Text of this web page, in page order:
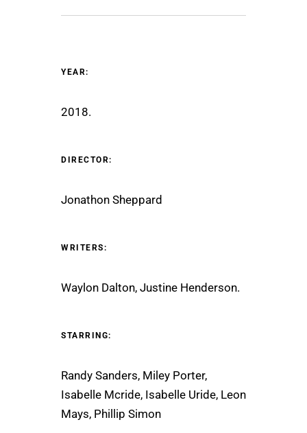
YEAR:
2018.
DIRECTOR:
Jonathon Sheppard
WRITERS:
Waylon Dalton, Justine Henderson.
STARRING:
Randy Sanders, Miley Porter,
Isabelle Mcride, Isabelle Uride, Leon
Mays, Phillip Simon